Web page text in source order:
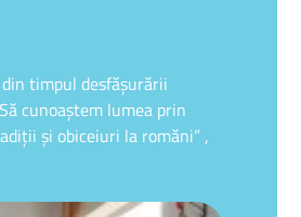
timpul desfăşurării
cunoaştem lumea prin
şi obiceiuri la romăni” ,